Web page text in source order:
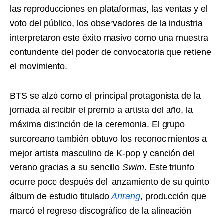
las reproducciones en plataformas, las ventas y el
voto del público, los observadores de la industria
interpretaron este éxito masivo como una muestra
contundente del poder de convocatoria que retiene
el movimiento.
BTS se alzó como el principal protagonista de la
jornada al recibir el premio a artista del año, la
máxima distinción de la ceremonia. El grupo
surcoreano también obtuvo los reconocimientos a
mejor artista masculino de K-pop y canción del
verano gracias a su sencillo Swim. Este triunfo
ocurre poco después del lanzamiento de su quinto
álbum de estudio titulado Arirang, producción que
marcó el regreso discográfico de la alineación